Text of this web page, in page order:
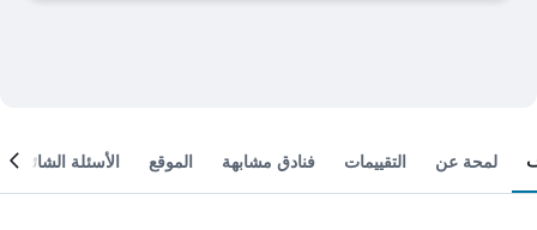
لمحة عن التقييمات فنادق مشابهة الموقع الأسئلة الشائعة